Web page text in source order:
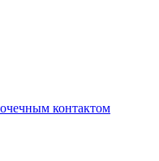
контактом